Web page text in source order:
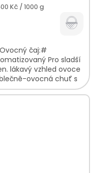
Kč / 1000 g
čaj:#
Pro sladší
lákavý vzhled ovoce
ovocná chuť s
karamelu,
lahodná vůně